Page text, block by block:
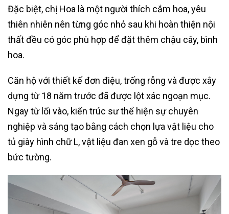
Đặc biệt, chị Hoa là một người thích cắm hoa, yêu
thiên nhiên nên từng góc nhỏ sau khi hoàn thiện nội
thất đều có góc phù hợp để đặt thêm chậu cây, bình
hoa.
Căn hộ với thiết kế đơn điệu, trống rỗng và được xây
dựng từ 18 năm trước đã được lột xác ngoạn mục.
Ngay từ lối vào, kiến trúc sư thể hiện sự chuyên
nghiệp và sáng tạo bằng cách chọn lựa vật liệu cho
tủ giày hình chữ L, vật liệu đan xen gỗ và tre dọc theo
bức tường.